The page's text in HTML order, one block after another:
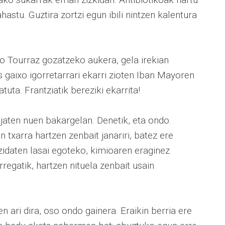
Guztira zortzi egun ibili nintzen kalentura
Tourraz gozatzeko aukera, gela irekian
gaixo igorretarrari ekarri zioten Iban Mayoren
Frantziatik bereziki ekarrita!
nuen bakargelan. Denetik, eta ondo.
txarra hartzen zenbait janariri, batez ere
lasai egoteko, kimioaren eraginez
hartzen nituela zenbait usain
ari dira, oso ondo gainera. Eraikin berria ere